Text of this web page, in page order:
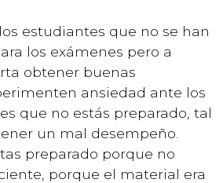
estudiantes que no se han
los exámenes pero a
obtener buenas
ansiedad ante los
que no estás preparado, tal
un mal desempeño.
preparado porque no
porque el material era